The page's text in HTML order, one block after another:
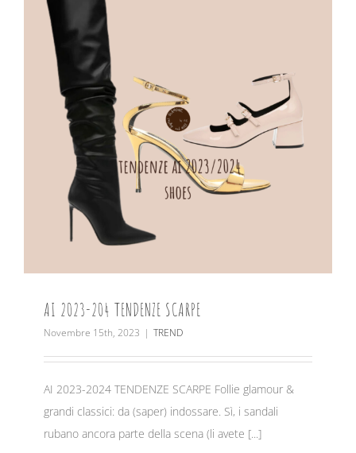
AI 2023-204 TENDENZE SCARPE
Novembre 15th, 2023 | TREND
AI 2023-2024 TENDENZE SCARPE Follie glamour &
grandi classici: da (saper) indossare. Sì, i sandali
rubano ancora parte della scena (li avete [...]